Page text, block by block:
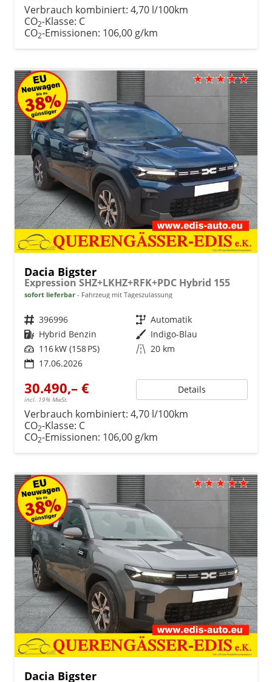
Verbrauch kombiniert: 4,70 l/100km
CO2-Klasse: C
CO2-Emissionen: 106,00 g/km
Dacia Bigster
Expression SHZ+LKHZ+RFK+PDC Hybrid 155
sofort lieferbar Fahrzeug mit Tageszulassung
Fahrzeugnr. 396996 Getriebe Automatik
Kraftstoff Hybrid Benzin Außenfarbe Indigo-Blau
Leistung 116 kW (158 PS) Kilometerstand 20 km
17.06.2026
30.490,– €
incl. 19% MwSt.
Details
Verbrauch kombiniert: 4,70 l/100km
CO2-Klasse: C
CO2-Emissionen: 106,00 g/km
Dacia Bigster